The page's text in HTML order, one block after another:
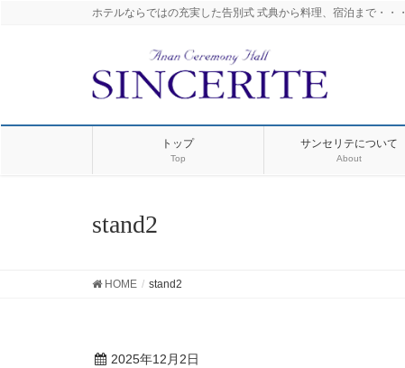
ホテルならではの充実した告別式 式典から料理、宿泊まで・・・
トップ
Top
サンセリテについて
About
stand2
HOME stand2
2025年12月2日